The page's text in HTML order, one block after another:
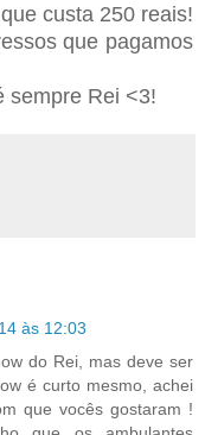
custa 250 reais!
que pagamos
sempre Rei <3!
às 12:03
do Rei, mas deve ser
é curto mesmo, achei
que vocês gostaram !